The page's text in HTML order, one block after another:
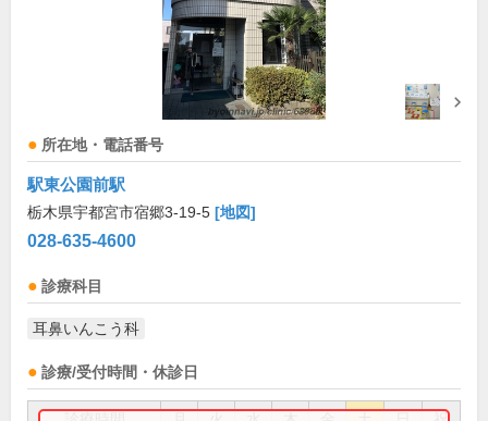
所在地・電話番号
駅東公園前駅
栃木県宇都宮市宿郷3-19-5 [地図]
028-635-4600
診療科目
耳鼻いんこう科
診療/受付時間・休診日